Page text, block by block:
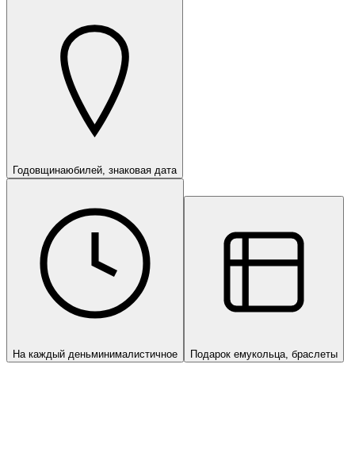
Годовщинаюбилей, знаковая дата
На каждый деньминималистичное Подарок емукольца, браслеты